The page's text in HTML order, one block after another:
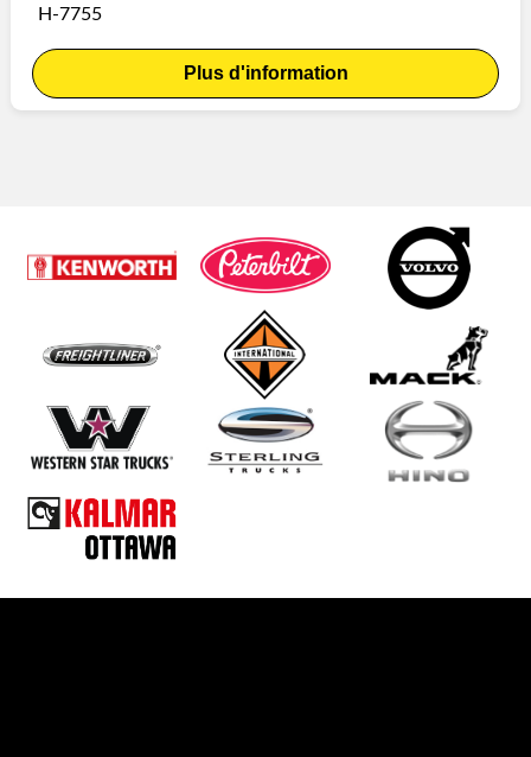
H-7755
Plus d'information